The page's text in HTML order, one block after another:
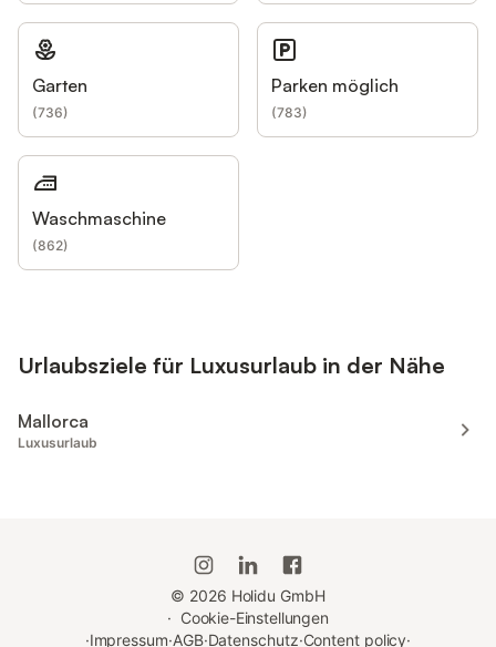
Garten
(736)
Parken möglich
(783)
Waschmaschine
(862)
Urlaubsziele für Luxusurlaub in der Nähe
Mallorca
Luxusurlaub
© 2026 Holidu GmbH
· Cookie-Einstellungen
·Impressum·AGB·Datenschutz·Content policy·